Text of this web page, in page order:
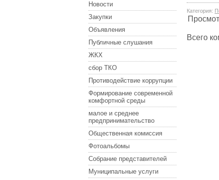
Новости
Закупки
Объявления
Публичные слушания
ЖКХ
сбор ТКО
Противодействие коррупции
Формирование современной
комфортной среды
малое и среднее
предпринимательство
Общественная комиссия
Фотоальбомы
Собрание представителей
Муниципальные услуги
Категория:
Всего